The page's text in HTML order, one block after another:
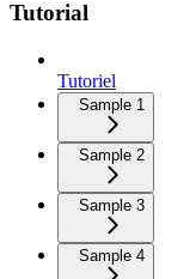
Tutorial
Tutoriel
Sample 1
Sample 2
Sample 3
Sample 4